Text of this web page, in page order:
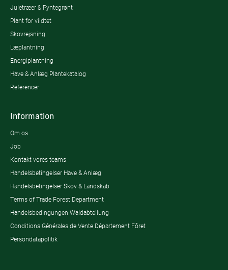
Juletræer & Pyntegrønt
Plant for vildtet
Skovrejsning
Læplantning
Energiplantning
Have & Anlæg Plantekatalog
Referencer
Information
Om os
Job
Kontakt vores teams
Handelsbetingelser Have & Anlæg
Handelsbetingelser Skov & Landskab
Terms of Trade Forest Department
Handelsbedingungen Waldabteilung
Conditions Générales de Vente Département Fôret
Persondatapolitik